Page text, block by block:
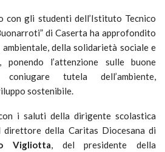
con gli studenti dell’Istituto Tecnico
di Caserta ha approfondito
della solidarietà sociale e
ponendo l’attenzione sulle buone
tutela dell’ambiente,
sostenibile.
i saluti della dirigente scolastica
direttore della Caritas Diocesana di
Vigliotta, del presidente della